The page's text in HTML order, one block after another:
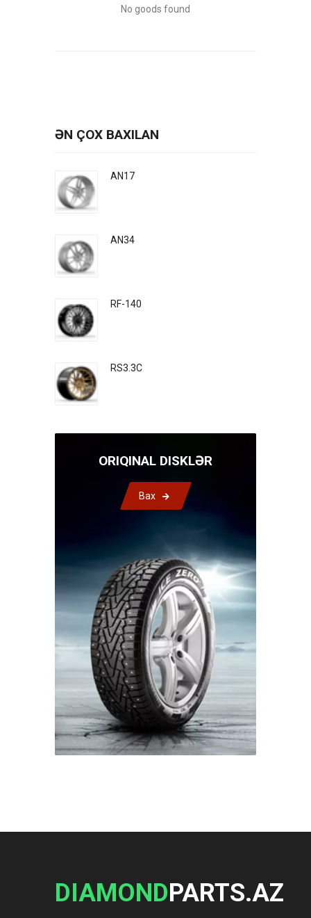
No goods found
ƏN ÇOX BAXILAN
AN17
AN34
RF-140
RS3.3C
ORIQINAL DISKLƏR
Bax
DIAMONDPARTS.AZ